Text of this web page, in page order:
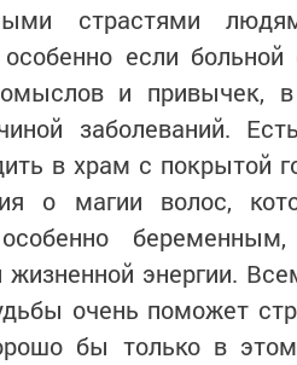
страстями
если
и привычек,
заболеваний.
в храм с покрытой
о магии волос,
жизненной энергии.
очень поможет
бы только в